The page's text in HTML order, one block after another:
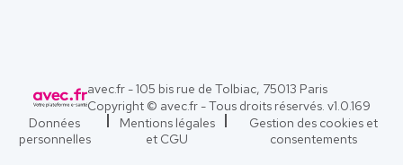
avec.fr - 105 bis rue de Tolbiac, 75013 Paris
Copyright © avec.fr - Tous droits réservés. v1.0.169
Données
personnelles
Mentions légales
et CGU
Gestion des cookies et
consentements